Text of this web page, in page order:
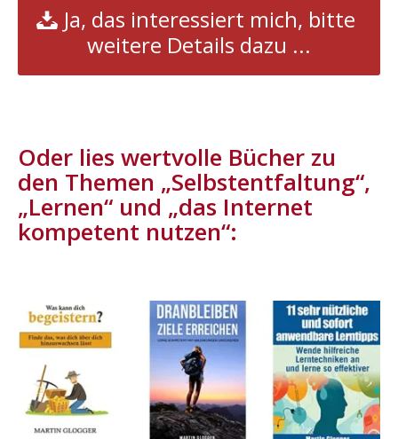
Ja, das interessiert mich, bitte
weitere Details dazu ...
Oder lies wertvolle Bücher zu
den Themen „Selbstentfaltung“,
„Lernen“ und „das Internet
kompetent nutzen“: